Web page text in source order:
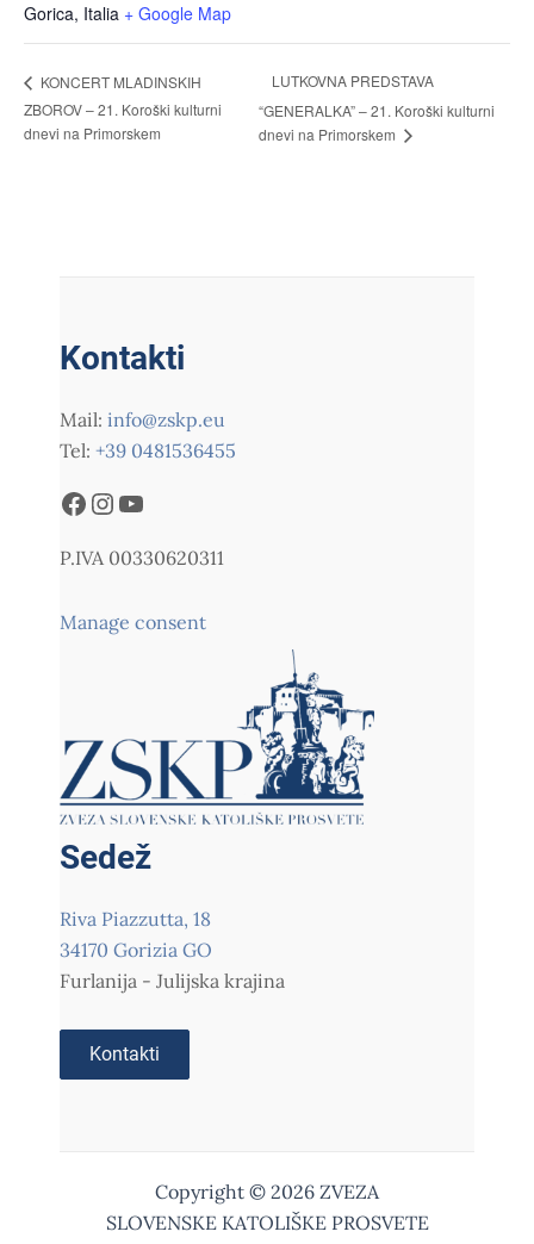
Gorica, Italia + Google Map
KONCERT MLADINSKIH
ZBOROV – 21. Koroški kulturni
dnevi na Primorskem
LUTKOVNA PREDSTAVA
“GENERALKA” – 21. Koroški kulturni
dnevi na Primorskem
Kontakti
Mail: info@zskp.eu
Tel: +39 0481536455
P.IVA 00330620311
Manage consent
Sedež
Riva Piazzutta, 18
34170 Gorizia GO
Furlanija - Julijska krajina
Kontakti
Copyright © 2026 ZVEZA
SLOVENSKE KATOLIŠKE PROSVETE